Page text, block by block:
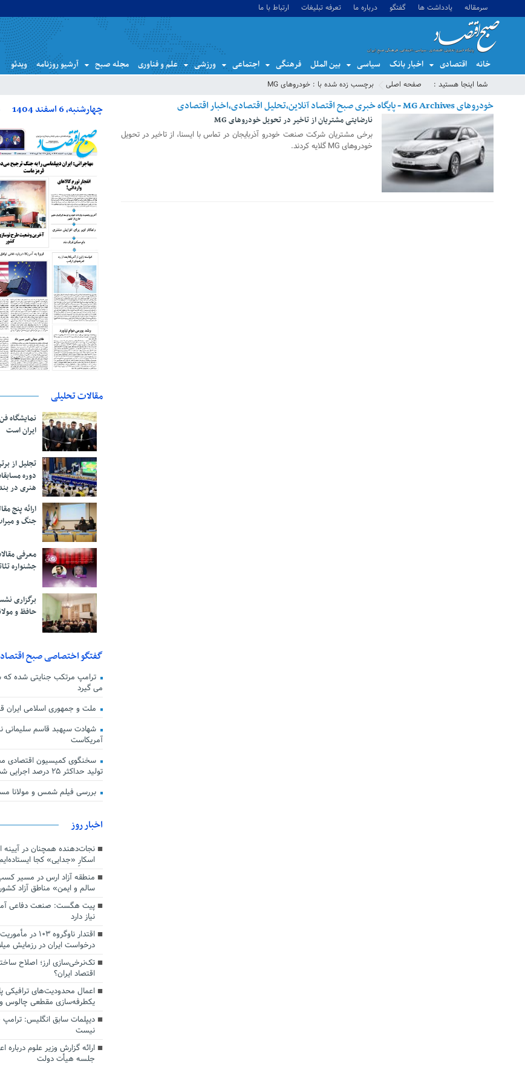
سرمقاله یادداشت ها گفتگو درباره ما تعرفه تبلیغات ارتباط با ما
خانه اقتصادی اخبار بانک سیاسی بین الملل فرهنگی اجتماعی ورزشی علم و فناوری مجله صبح آرشیو روزنامه ویدئو
شما اینجا هستید : صفحه اصلی برچسب زده شده با : خودروهای MG
خودروهای MG Archives - پایگاه خبری صبح اقتصاد آنلاین،تحلیل اقتصادی،اخبار اقتصادی
29 جولای 2019
نارضایتی مشتریان از تاخیر در تحویل خودروهای MG
برخی مشتریان شرکت صنعت خودرو آذربایجان در تماس با ایسنا، از تاخیر در تحویل
خودروهای MG گلایه کردند.
چهارشنبه، 6 اسفند 1404
مقالات تحلیلی
نمایشگاه
ایران است
تجلیل از
دوره
هنری در
ارائه پنج
جنگ و
معرفی
جشنواره
برگزاری
حافظ و
گفتگو اختصاصی صبح اقتصاد
ترامپ مرتکب جنایتی شده که
می گیرد
ملت و جمهوری اسلامی ایران
شهادت سپهبد قاسم سلیمانی
آمریکاست
سخنگوی کمیسیون اقتصادی
تولید حداکثر ۲۵ درصد اجرایی شده است
بررسی فیلم شمس و مولانا
اخبار روز
اسکارِ «جدایی» کجا
منطقه آزاد ارس در مسیر
سالم و ایمن» مناطق آزاد
پیت هگست: صنعت دفاعی
نیاز دارد
درخواست ایران در رزمایش
تک‌نرخی‌سازی ارز؛ اصلاح
اقتصاد ایران؟
اعمال محدودیت‌های ترافیکی
یکطرفه‌سازی مقطعی چالوس
دیپلمات سابق انگلیس:‌
نیست
ارائه گزارش وزیر علوم درباره
جلسه هیأت دولت